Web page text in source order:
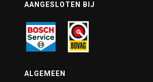
AANGESLOTEN BIJ
ALGEMEEN